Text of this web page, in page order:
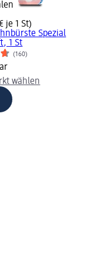
je 1 St)
Spezial
1 St
(160)
wählen